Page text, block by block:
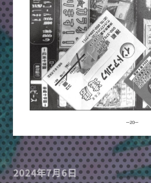
フ
ェ
ス
2024年7月6日